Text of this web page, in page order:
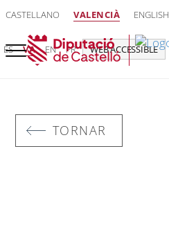
CASTELLANO VALENCIÀ ENGLISH
ES VA EN FR WEB ACCESSIBLE
TORNAR